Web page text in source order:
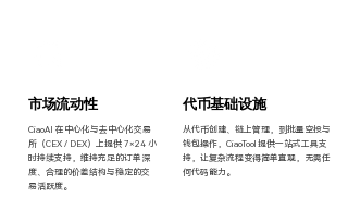
市场流动性
CiaoAI 在中心化与去中心化交易
所（CEX / DEX）上提供 7×24 小
时持续支持，维持充足的订单深
度、合理的价差结构与稳定的交
易活跃度。
代币基础设施
从代币创建、链上管理，到批量空投与
钱包操作，CiaoTool 提供一站式工具支
持，让复杂流程变得简单直观，无需任
何代码能力。